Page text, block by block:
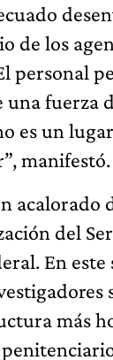
de los
personal
una fuerza
es un
manifestó.
acalorado
del
En este
más